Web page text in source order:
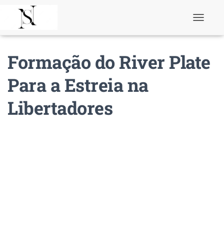
l
e
Formação do River Plate
Para a Estreia na
Libertadores